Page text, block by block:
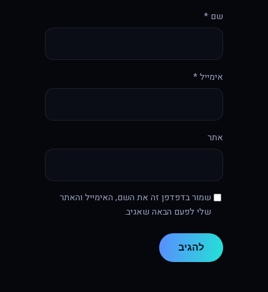
שם*
אימייל*
אתר
שמור בדפדפן זה את השם, האימייל והאתר
שלי לפעם הבאה שאגיב.